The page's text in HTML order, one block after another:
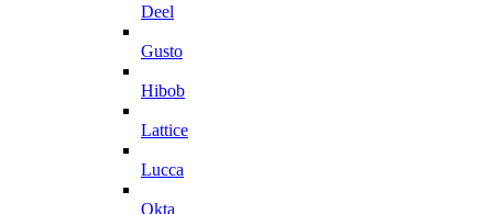
Deel
Gusto
Hibob
Lattice
Lucca
Okta